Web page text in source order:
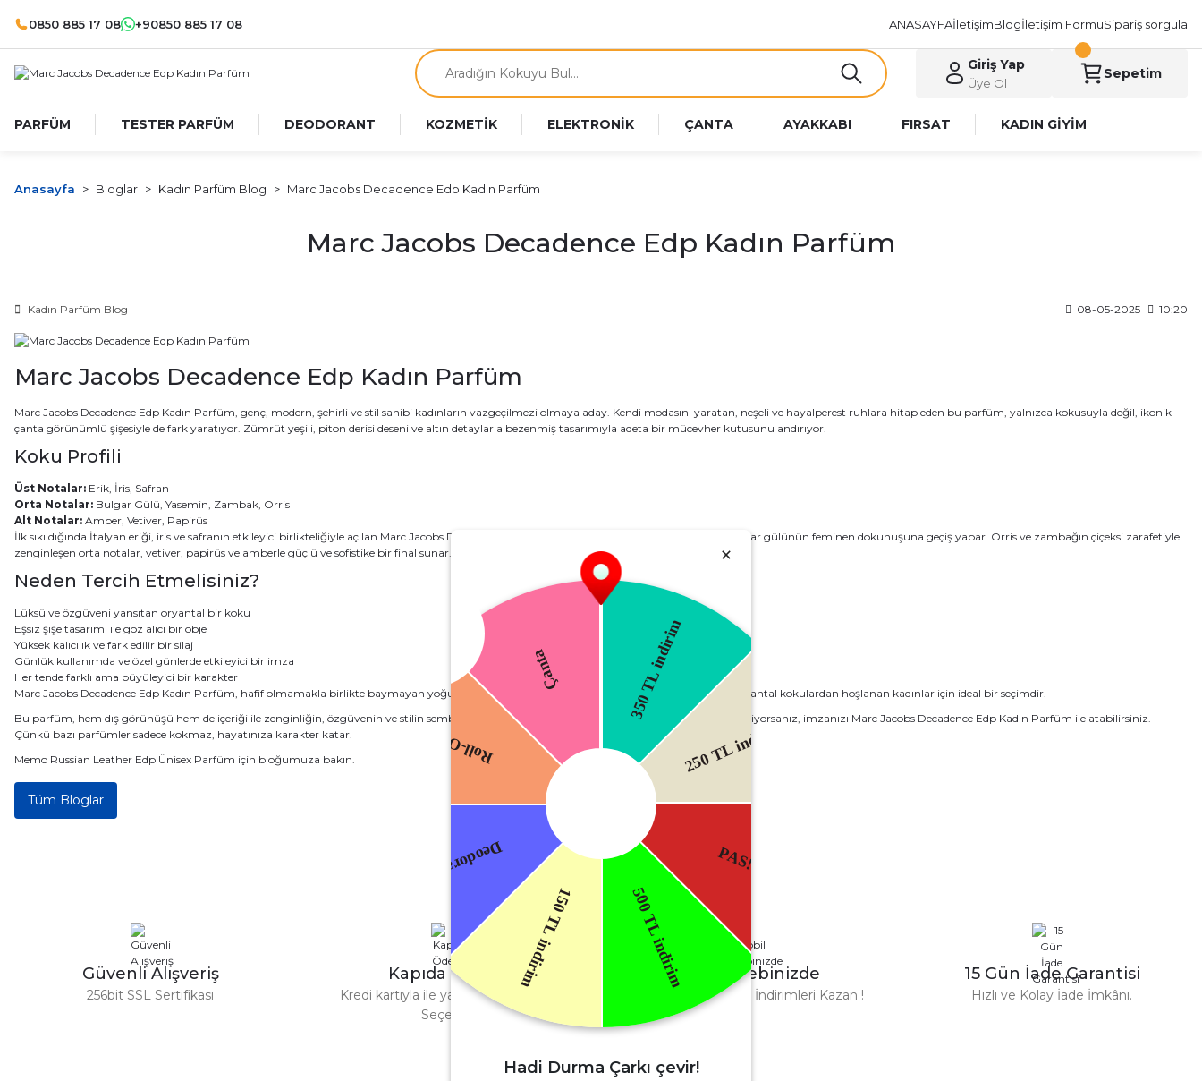
0850 885 17 08 +90850 885 17 08 ANASAYFAİletişimBlogİletişim FormuSipariş sorgula
Giriş Yap
Üye Ol
Sepetim
PARFÜM TESTER PARFÜM DEODORANT KOZMETİK ELEKTRONİK ÇANTA AYAKKABI FIRSAT KADIN GİYİM
Anasayfa Bloglar Kadın Parfüm Blog Marc Jacobs Decadence Edp Kadın Parfüm
Marc Jacobs Decadence Edp Kadın Parfüm
Kadın Parfüm Blog 08-05-2025 10:20
Marc Jacobs Decadence Edp Kadın Parfüm
Marc Jacobs Decadence Edp Kadın Parfüm , genç, modern, şehirli ve stil sahibi kadınların vazgeçilmezi olmaya aday. Kendi modasını yaratan, neşeli ve hayalperest ruhlara hitap eden bu parfüm, yalnızca kokusuyla değil, ikonik
çanta görünümlü şişesiyle de fark yaratıyor. Zümrüt yeşili, piton derisi deseni ve altın detaylarla bezenmiş tasarımıyla adeta bir mücevher kutusunu andırıyor.
Koku Profili
Üst Notalar: Erik, İris, Safran
Orta Notalar: Bulgar Gülü, Yasemin, Zambak, Orris
Alt Notalar: Amber, Vetiver, Papirüs
İlk sıkıldığında İtalyan eriği, iris ve safranın etkileyici birlikteliğiyle açılan Marc Jacobs Decadence Edp Kadın Parfüm, kısa sürede yasemin ve Bulgar gülünün feminen dokunuşuna geçiş yapar. Orris ve zambağın çiçeksi zarafetiyle
zenginleşen orta notalar, vetiver, papirüs ve amberle güçlü ve sofistike bir final sunar.
Neden Tercih Etmelisiniz?
Lüksü ve özgüveni yansıtan oryantal bir koku
Eşsiz şişe tasarımı ile göz alıcı bir obje
Yüksek kalıcılık ve fark edilir bir silaj
Günlük kullanımda ve özel günlerde etkileyici bir imza
Her tende farklı ama büyüleyici bir karakter
Marc Jacobs Decadence Edp Kadın Parfüm, hafif olmamakla birlikte baymayan yoğunluğuyla sofistike bir denge kurar. Özellikle odunsu ve oryantal kokulardan hoşlanan kadınlar için ideal bir seçimdir.
Bu parfüm, hem dış görünüşü hem de içeriği ile zenginliğin, özgüvenin ve stilin sembolü. Eğer kalıcı bir iz bırakmak ve farkınızı hissettirmek istiyorsanız, imzanızı Marc Jacobs Decadence Edp Kadın Parfüm ile atabilirsiniz.
Çünkü bazı parfümler sadece kokmaz, hayatınıza karakter katar.
Memo Russian Leather Edp Ünisex Parfüm için bloğumuza bakın.
Tüm Bloglar
Güvenli Alışveriş
256bit SSL Sertifikası
Kapıda Ödeme
Kredi kartıyla ile ya da Nakit Ödeme
Seçeneği
Mobil Cebinizde
Uygulamayı Yükle İndirimleri Kazan !
15 Gün İade Garantisi
Hızlı ve Kolay İade İmkânı.
Hadi Durma Çarkı çevir!